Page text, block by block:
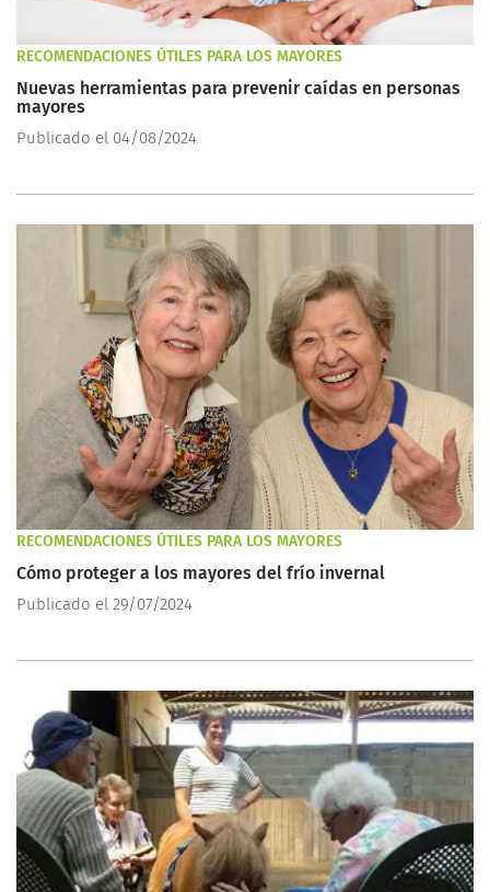
RECOMENDACIONES ÚTILES PARA LOS MAYORES
Nuevas herramientas para prevenir caídas en personas
mayores
Publicado el 04/08/2024
RECOMENDACIONES ÚTILES PARA LOS MAYORES
Cómo proteger a los mayores del frío invernal
Publicado el 29/07/2024